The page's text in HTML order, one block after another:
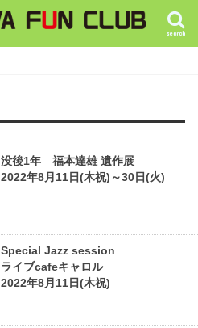
search
没後1年 福本達雄 遺作展
2022年8月11日(木祝)～30日(火)
Special Jazz session
ライブcafeキャロル
2022年8月11日(木祝)